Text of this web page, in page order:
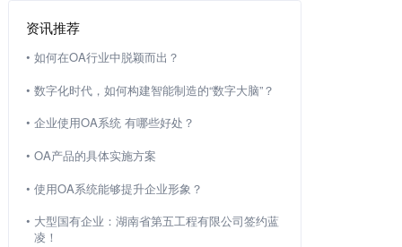
资讯推荐
• 如何在OA行业中脱颖而出？
• 数字化时代，如何构建智能制造的“数字大脑”？
• 企业使用OA系统 有哪些好处？
• OA产品的具体实施方案
• 使用OA系统能够提升企业形象？
• 大型国有企业：湖南省第五工程有限公司签约蓝
凌！